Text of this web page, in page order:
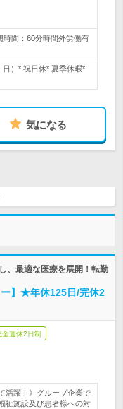
時間：60分時間外労働有
）* 祝日休* 夏季休暇*
気になる
、最適な医療を展開！転勤
】★年休125日/完休2
全週休2日制
活躍！》グループ企業で
祉施設及び患者様への対